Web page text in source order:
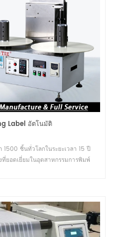
Label อัตโนมัติ
ชิ้นทั่วโลกในระยะเวลา 15 ปี
ยอดเยี่ยมในอุตสาหกรรมการพิมพ์